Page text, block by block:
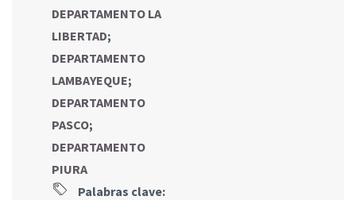
DEPARTAMENTO LA
LIBERTAD;
DEPARTAMENTO
LAMBAYEQUE;
DEPARTAMENTO
PASCO;
DEPARTAMENTO
PIURA
Palabras clave: